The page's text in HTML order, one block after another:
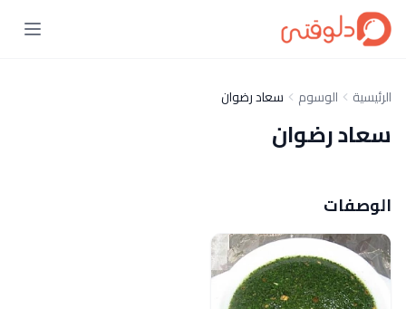
الرئيسية الوسوم سعاد رضوان
سعاد رضوان
الوصفات